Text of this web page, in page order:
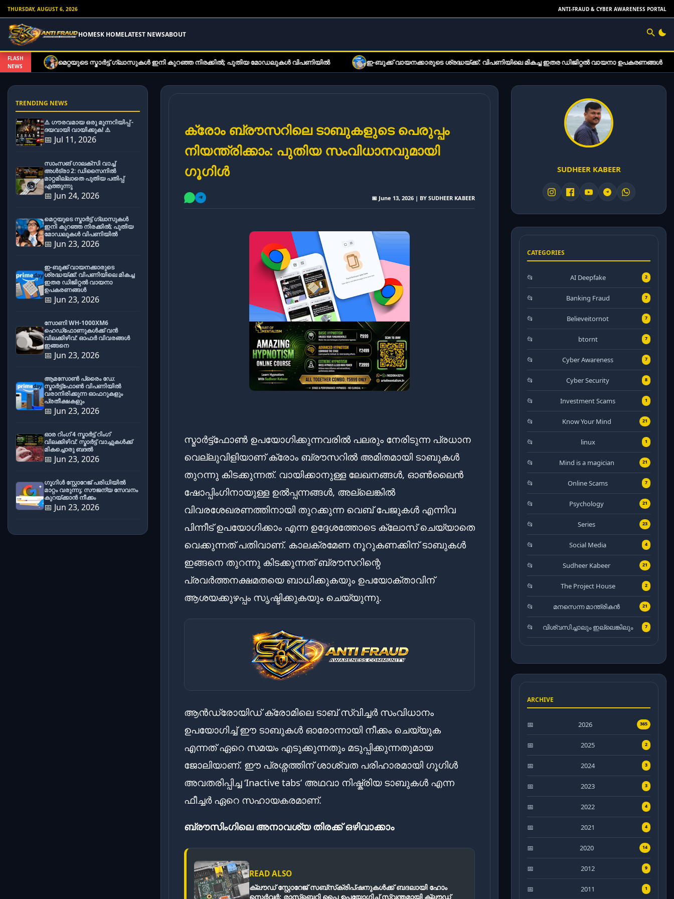
THURSDAY, AUGUST 6, 2026 ANTI-FRAUD & CYBER AWARENESS PORTAL
HOMESK HOMELATEST NEWSABOUT
FLASH
NEWSസ്മാർട്ട് ഗ്ലാസുകൾ ഇനി കുറഞ്ഞ നിരക്കിൽ; പുതിയ മോഡലുകൾ വിപണിയിൽ ഇ-ബുക്ക് വായനക്കാരുടെ ശ്രദ്ധയ്ക്ക്: വിപണിയിലെ മികച്ച ഇതര ഡിജിറ്റൽ വായനാ ഉപകരണങ്ങൾ സോണി WH-
TRENDING NEWS
⚠️ ഗൗരവമായ ഒരു മുന്നറിയിപ്പ് -
ദയവായി വായിക്കുക! ⚠️
📅 Jul 11, 2026
സാംസങ് ഗാലക്സി വാച്ച്
അൾട്രാ 2: ഡിസൈനിൽ
മാറ്റമില്ലാതെ പുതിയ പതിപ്പ്
എത്തുന്നു
📅 Jun 24, 2026
മെറ്റയുടെ സ്മാർട്ട് ഗ്ലാസുകൾ
ഇനി കുറഞ്ഞ നിരക്കിൽ; പുതിയ
മോഡലുകൾ വിപണിയിൽ
📅 Jun 23, 2026
ഇ-ബുക്ക് വായനക്കാരുടെ
ശ്രദ്ധയ്ക്ക്: വിപണിയിലെ മികച്ച
ഇതര ഡിജിറ്റൽ വായനാ
ഉപകരണങ്ങൾ
📅 Jun 23, 2026
സോണി WH-1000XM6
ഹെഡ്‌ഫോണുകൾക്ക് വൻ
വിലക്കിഴിവ്: ഓഫർ വിവരങ്ങൾ
ഇങ്ങനെ
📅 Jun 23, 2026
ആമസോൺ പ്രൈം ഡേ:
സ്മാർട്ട്ഫോൺ വിപണിയിൽ
വരാനിരിക്കുന്ന ഓഫറുകളും
പ്രതീക്ഷകളും
📅 Jun 23, 2026
ഓര റിംഗ് 4 സ്മാർട്ട് റിംഗ്
വിലക്കിഴിവ്: സ്മാർട്ട് വാച്ചുകൾക്ക്
മികച്ചൊരു ബദൽ
📅 Jun 23, 2026
ഗൂഗിൾ സ്റ്റോറേജ് പരിധിയിൽ
മാറ്റം വരുന്നു; സൗജന്യ സേവനം
കുറയ്ക്കാൻ നീക്കം
📅 Jun 23, 2026
ക്രോം ബ്രൗസറിലെ ടാബുകളുടെ പെരുപ്പം
നിയന്ത്രിക്കാം: പുതിയ സംവിധാനവുമായി
ഗൂഗിൾ
📅 June 13, 2026 | BY SUDHEER KABEER
സ്മാർട്ട്ഫോൺ ഉപയോഗിക്കുന്നവരിൽ പലരും നേരിടുന്ന പ്രധാന
വെല്ലുവിളിയാണ് ക്രോം ബ്രൗസറിൽ അമിതമായി ടാബുകൾ
തുറന്നു കിടക്കുന്നത്. വായിക്കാനുള്ള ലേഖനങ്ങൾ, ഓൺലൈൻ
ഷോപ്പിംഗിനായുള്ള ഉൽപ്പന്നങ്ങൾ, അല്ലെങ്കിൽ
വിവരശേഖരണത്തിനായി തുറക്കുന്ന വെബ് പേജുകൾ എന്നിവ
പിന്നീട് ഉപയോഗിക്കാം എന്ന ഉദ്ദേശത്തോടെ ക്ലോസ് ചെയ്യാതെ
വെക്കുന്നത് പതിവാണ്. കാലക്രമേണ നൂറുകണക്കിന് ടാബുകൾ
ഇങ്ങനെ തുറന്നു കിടക്കുന്നത് ബ്രൗസറിന്റെ
പ്രവർത്തനക്ഷമതയെ ബാധിക്കുകയും ഉപയോക്താവിന്
ആശയക്കുഴപ്പം സൃഷ്ടിക്കുകയും ചെയ്യുന്നു.
ആൻഡ്രോയിഡ് ക്രോമിലെ ടാബ് സ്വിച്ചർ സംവിധാനം
ഉപയോഗിച്ച് ഈ ടാബുകൾ ഓരോന്നായി നീക്കം ചെയ്യുക
എന്നത് ഏറെ സമയം എടുക്കുന്നതും മടുപ്പിക്കുന്നതുമായ
ജോലിയാണ്. ഈ പ്രശ്നത്തിന് ശാശ്വത പരിഹാരമായി ഗൂഗിൾ
അവതരിപ്പിച്ച ‘Inactive tabs’ അഥവാ നിഷ്ക്രിയ ടാബുകൾ എന്ന
ഫീച്ചർ ഏറെ സഹായകരമാണ്.
ബ്രൗസിംഗിലെ അനാവശ്യ തിരക്ക് ഒഴിവാക്കാം
READ ALSO
ക്ലൗഡ് സ്റ്റോറേജ് സബ്‌സ്‌ക്രിപ്‌ഷനുകൾക്ക് ബദലായി ഹോം
സെർവർ; രാസ്‌ബെറി പൈ ഉപയോഗിച്ച് സ്വന്തമായി ക്ലൗഡ്
SUDHEER KABEER
CATEGORIES
AI Deepfake 2
Banking Fraud 7
Believeitornot 7
btornt 7
Cyber Awareness 7
Cyber Security 8
Investment Scams 1
Know Your Mind 21
linux 1
Mind is a magician 21
Online Scams 7
Psychology 21
Series 23
Social Media 4
Sudheer Kabeer 21
The Project House 2
മനസെന്ന മാന്ത്രികൻ 21
വിശ്വസിച്ചാലും ഇല്ലെങ്കിലും 7
ARCHIVE
2026 365
2025 2
2024 3
2023 3
2022 4
2021 4
2020 14
2012 9
2011 1